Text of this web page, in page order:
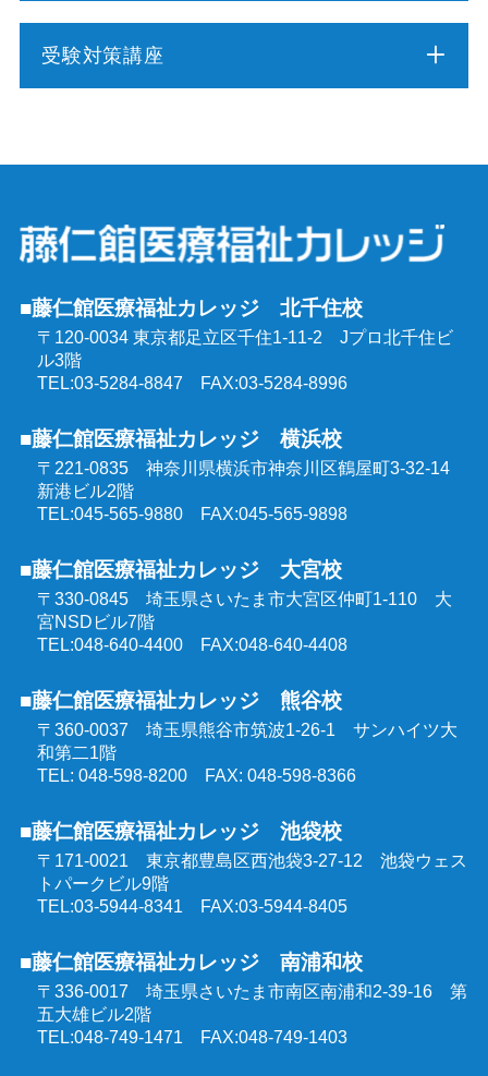
介護予防運動指導員養成講座
行動援護従業者養成研修
強度行動障害支援者養成研修
同行援護従業者養成研修
喀痰吸引等研修
医療的ケア教員講習会
埼玉県委託 公共職業訓練
群馬県委託 公共職業訓練
東京都委託 公共職業訓練
受験対策講座
社会福祉士受験対策講座（通学コース）
精神保健福祉士受験対策講座（通学コース）
介護福祉士受験対策講座（オンラインコース）
ケアマネジャー受験対策講座（オンラインコース）
社会福祉士受験対策講座（オンラインコース）
精神保健福祉士受験対策講座（オンラインコース）
■藤仁館医療福祉カレッジ 北千住校
〒120-0034 東京都足立区千住1-11-2 Jプロ北千住ビ
ル3階
TEL:03-5284-8847 FAX:03-5284-8996
■藤仁館医療福祉カレッジ 横浜校
〒221-0835 神奈川県横浜市神奈川区鶴屋町3-32-14
新港ビル2階
TEL:045-565-9880 FAX:045-565-9898
■藤仁館医療福祉カレッジ 大宮校
〒330-0845 埼玉県さいたま市大宮区仲町1-110 大
宮NSDビル7階
TEL:048-640-4400 FAX:048-640-4408
■藤仁館医療福祉カレッジ 熊谷校
〒360-0037 埼玉県熊谷市筑波1-26-1 サンハイツ大
和第二1階
TEL: 048-598-8200 FAX: 048-598-8366
■藤仁館医療福祉カレッジ 池袋校
〒171-0021 東京都豊島区西池袋3-27-12 池袋ウェス
トパークビル9階
TEL:03-5944-8341 FAX:03-5944-8405
■藤仁館医療福祉カレッジ 南浦和校
〒336-0017 埼玉県さいたま市南区南浦和2-39-16 第
五大雄ビル2階
TEL:048-749-1471 FAX:048-749-1403